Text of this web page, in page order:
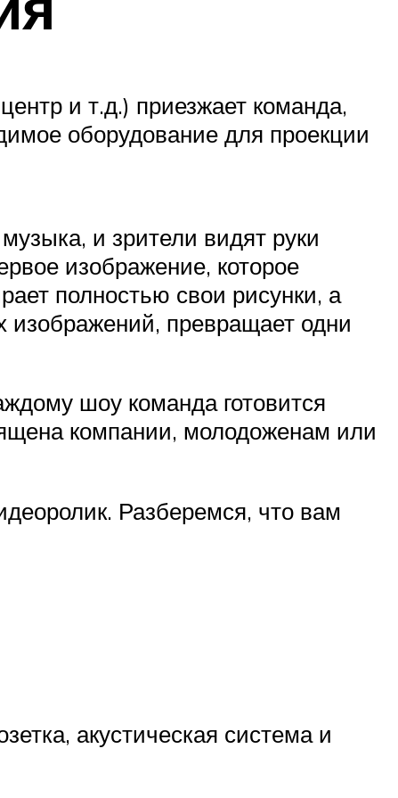
и т.д.) приезжает команда,
оборудование для проекции
и зрители видят руки
изображение, которое
полностью свои рисунки, а
изображений, превращает одни
шоу команда готовится
компании, молодоженам или
Разберемся, что вам
акустическая система и